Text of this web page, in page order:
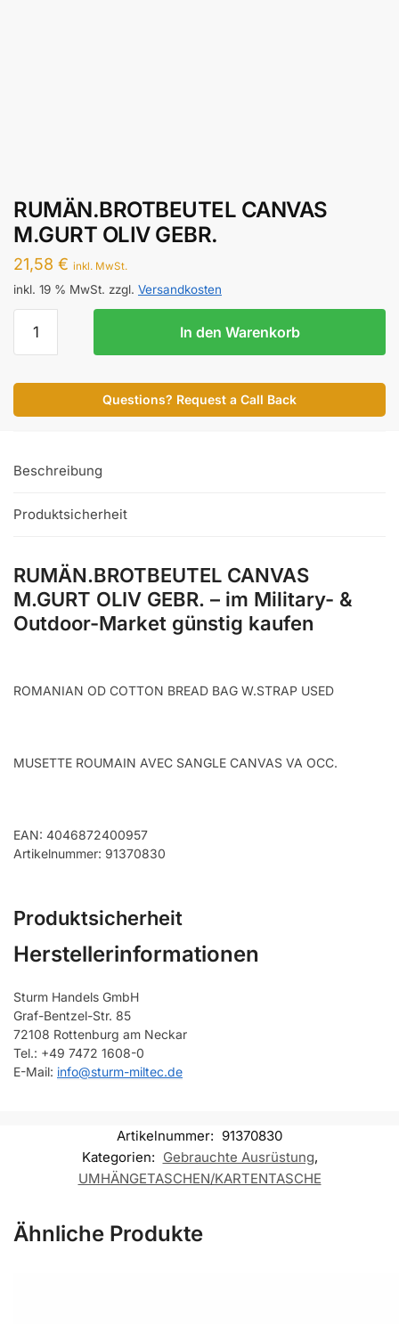
RUMÄN.BROTBEUTEL CANVAS
M.GURT OLIV GEBR.
21,58 € inkl. MwSt.
inkl. 19 % MwSt. zzgl. Versandkosten
CANVAS
OLIV
In den Warenkorb
Questions? Request a Call Back
Beschreibung
Produktsicherheit
RUMÄN.BROTBEUTEL CANVAS
M.GURT OLIV GEBR. – im Military- &
Outdoor-Market günstig kaufen
ROMANIAN OD COTTON BREAD BAG W.STRAP USED
MUSETTE ROUMAIN AVEC SANGLE CANVAS VA OCC.
EAN: 4046872400957
Artikelnummer: 91370830
Produktsicherheit
Herstellerinformationen
Sturm Handels GmbH
Graf-Bentzel-Str. 85
72108 Rottenburg am Neckar
Tel.: +49 7472 1608-0
E-Mail: info@sturm-miltec.de
Artikelnummer: 91370830
Kategorien: Gebrauchte Ausrüstung,
UMHÄNGETASCHEN/KARTENTASCHE
Ähnliche Produkte